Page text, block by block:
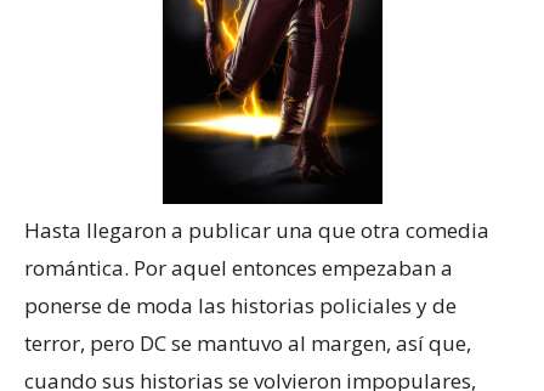
Hasta llegaron a publicar una que otra comedia
romántica. Por aquel entonces empezaban a
ponerse de moda las historias policiales y de
terror, pero DC se mantuvo al margen, así que,
cuando sus historias se volvieron impopulares,